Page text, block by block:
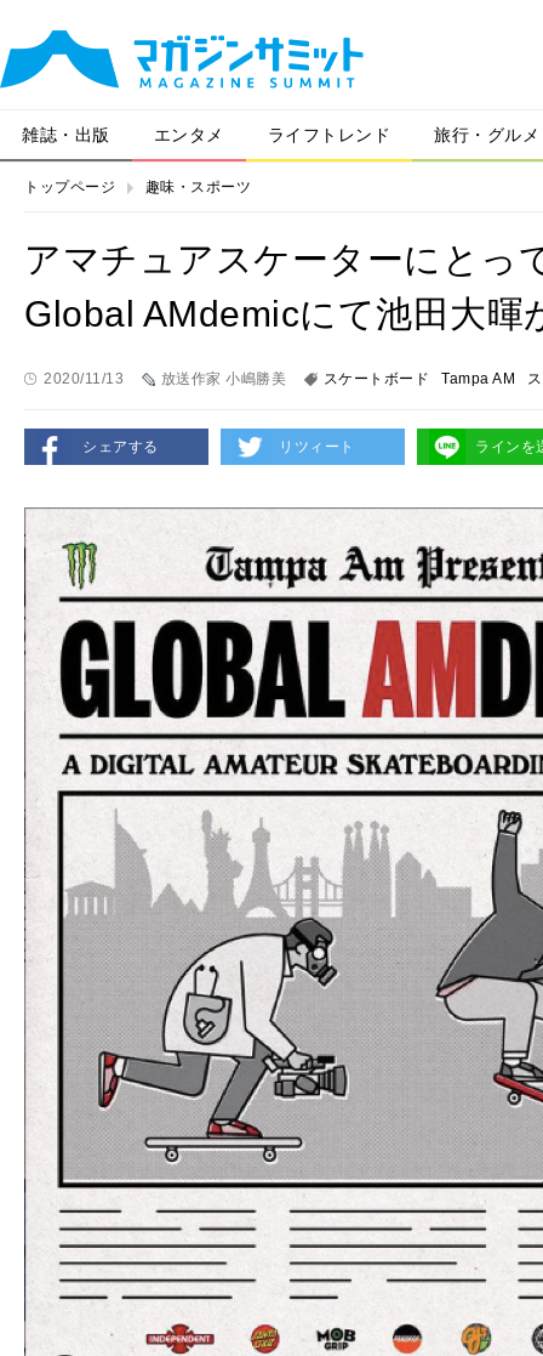
雑誌・出版 エンタメ ライフトレンド 旅行・グルメ
トップページ 趣味・スポーツ
アマチュアスケーターにとっ
Global AMdemicにて池田大暉
2020/11/13 放送作家 小嶋勝美 スケートボード Tampa AM
シェアする リツィート ラインを